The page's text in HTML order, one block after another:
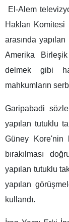
El-Alem
Hakları
arasında
Amerika Birleşik
delmek gibi
mahkumların
Garipabadi
yapılan tutuklu
Güney Kore'nin
bırakılması
yapılan tutuklu
yapılan
kullandı.